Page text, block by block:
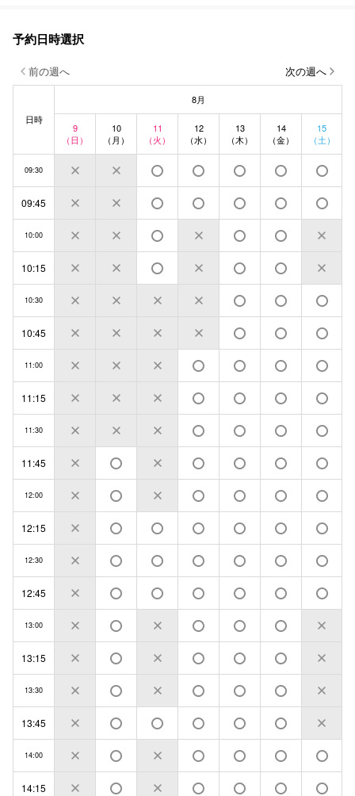
予約日時選択
前の週へ 次の週へ
日時
8月
9
（日）
10
（月）
11
（火）
12
（水）
13
（木）
14
（金）
15
（土）
09:30
09:45
10:00
10:15
10:30
10:45
11:00
11:15
11:30
11:45
12:00
12:15
12:30
12:45
13:00
13:15
13:30
13:45
14:00
14:15